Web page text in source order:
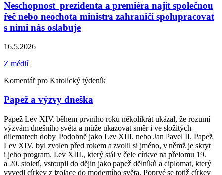
Neschopnost prezidenta a premiéra najít společnou
řeč nebo neochota ministra zahraničí spolupracovat
s nimi nás oslabuje
16.5.2026
Z médií
Komentář pro Katolický týdeník
Papež a výzvy dneška
Papež Lev XIV. během prvního roku několikrát ukázal, že rozumí
výzvám dnešního světa a může ukazovat směr i ve složitých
dilematech doby. Podobně jako Lev XIII. nebo Jan Pavel II. Papež
Lev XIV. byl zvolen před rokem a zvolil si jméno, v němž je skryt
i jeho program. Lev XIII., který stál v čele církve na přelomu 19.
a 20. století, vstoupil do dějin jako papež dělníků a diplomat, který
vyvedl církev z izolace do moderního světa. Poprvé se totiž církev